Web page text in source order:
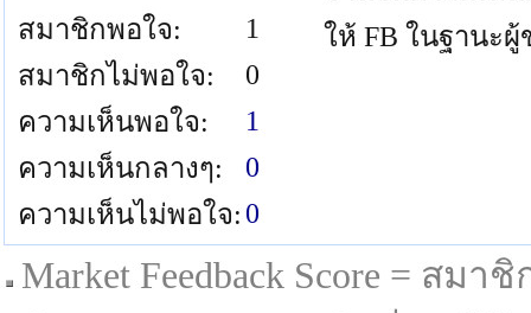
สมาชิกพอใจ:
1
สมาชิกไม่พอใจ:
0
ความเห็นพอใจ:
1
ความเห็นกลางๆ:
0
ความเห็นไม่พอใจ: 0
ให้ FB ในฐานะผู้
Market Feedback Score = สม